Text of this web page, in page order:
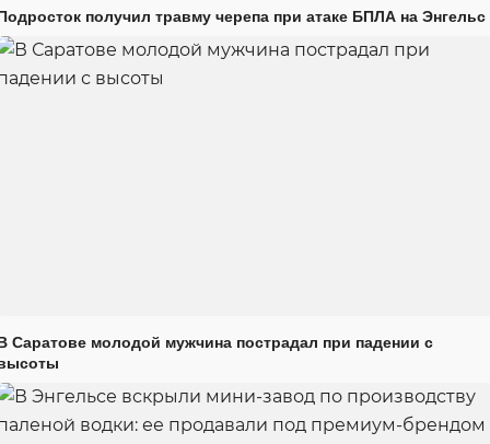
получил травму черепа при атаке БПЛА на Энгельс
Саратове молодой мужчина пострадал при падении с